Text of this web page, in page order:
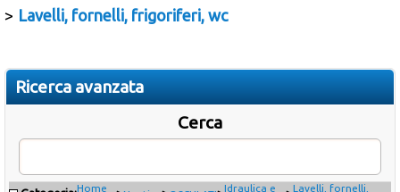
Campeggio
Promozione Acquatravel
Lavelli, fornelli, frigoriferi, wc
Ricerca avanzata
Cerca
Home Idraulica e Lavelli, fornelli,